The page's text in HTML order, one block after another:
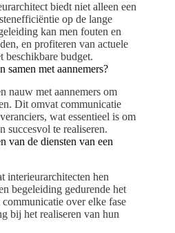
biedt niet alleen een
op de lange
kan men fouten en
en profiteren van actuele
beschikbare budget.
samen met aannemers?
nauw met aannemers om
Dit omvat communicatie
wat essentieel is om
succesvol te realiseren.
van de diensten van een
interieurarchitecten hen
begeleiding gedurende het
over elke fase
bij het realiseren van hun